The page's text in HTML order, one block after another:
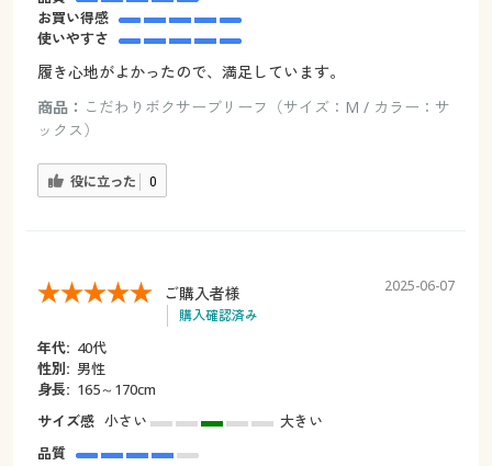
お買い得感
使いやすさ
履き心地がよかったので、満足しています。
商品： こだわりボクサーブリーフ（サイズ：M / カラー：サ
ックス）
役に立った 0
ご購入者様
購入確認済み
2025-06-07
年代: 40代
性別: 男性
身長: 165～170cm
サイズ感 小さい
大きい
品質